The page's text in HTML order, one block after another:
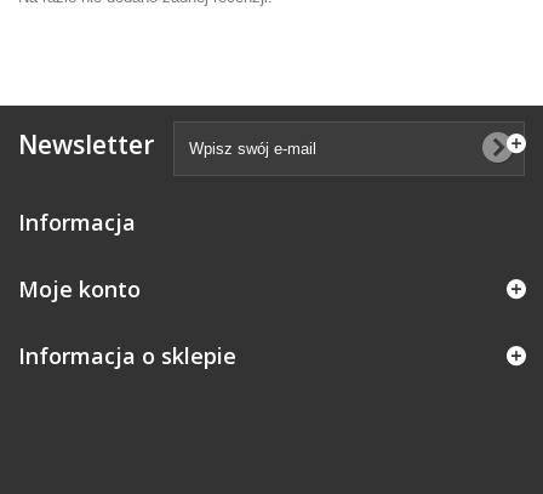
Newsletter
Informacja
Moje konto
Informacja o sklepie